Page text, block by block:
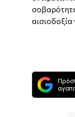
αισιοδοξία